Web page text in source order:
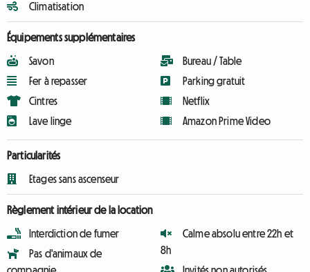
Climatisation
Équipements supplémentaires
Savon
Fer à repasser
Cintres
Lave linge
Bureau / Table
Parking gratuit
Netflix
Amazon Prime Video
Particularités
Etages sans ascenseur
Règlement intérieur de la location
Interdiction de fumer
Pas d'animaux de
Calme absolu entre 22h et
8h